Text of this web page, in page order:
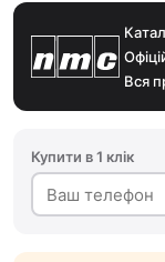
Вся
Купити в 1 клік